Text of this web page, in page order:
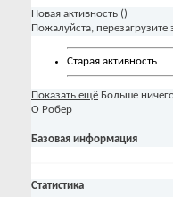
Новая активность ()
Пожалуйста,
Старая активность
Показать ещё Больше
О Робер
Базовая информация
Статистика